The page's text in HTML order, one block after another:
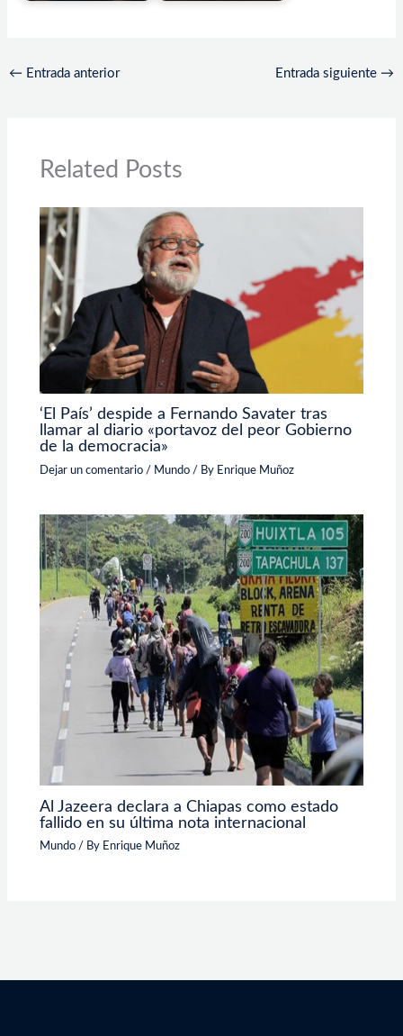
← Entrada anterior Entrada siguiente →
Related Posts
‘El País’ despide a Fernando Savater tras
llamar al diario «portavoz del peor Gobierno
de la democracia»
Dejar un comentario / Mundo / By Enrique Muñoz
Al Jazeera declara a Chiapas como estado
fallido en su última nota internacional
Mundo / By Enrique Muñoz